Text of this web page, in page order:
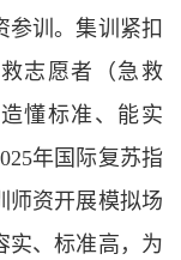
参训。集训紧扣
志愿者（急救
懂标准、能实
年国际复苏指
师资开展模拟场
实、标准高，为